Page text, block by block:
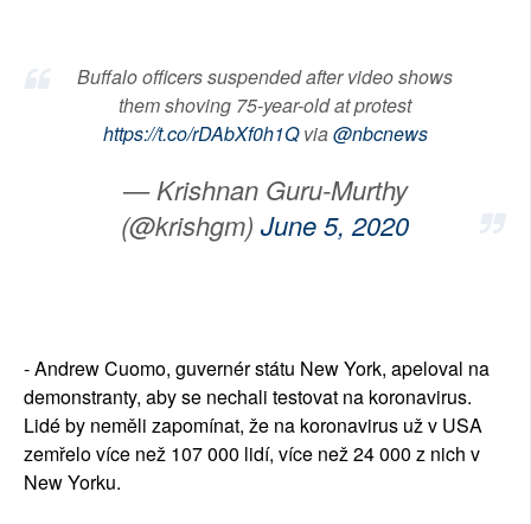
Buffalo officers suspended after video shows
them shoving 75-year-old at protest
https://t.co/rDAbXf0h1Qvia@nbcnews
— Krishnan Guru-Murthy
(@krishgm) June 5, 2020
- Andrew Cuomo, guvernér státu New York, apeloval na
demonstranty, aby se nechali testovat na koronavirus.
Lidé by neměli zapomínat, že na koronavirus už v USA
zemřelo více než 107 000 lidí, více než 24 000 z nich v
New Yorku.